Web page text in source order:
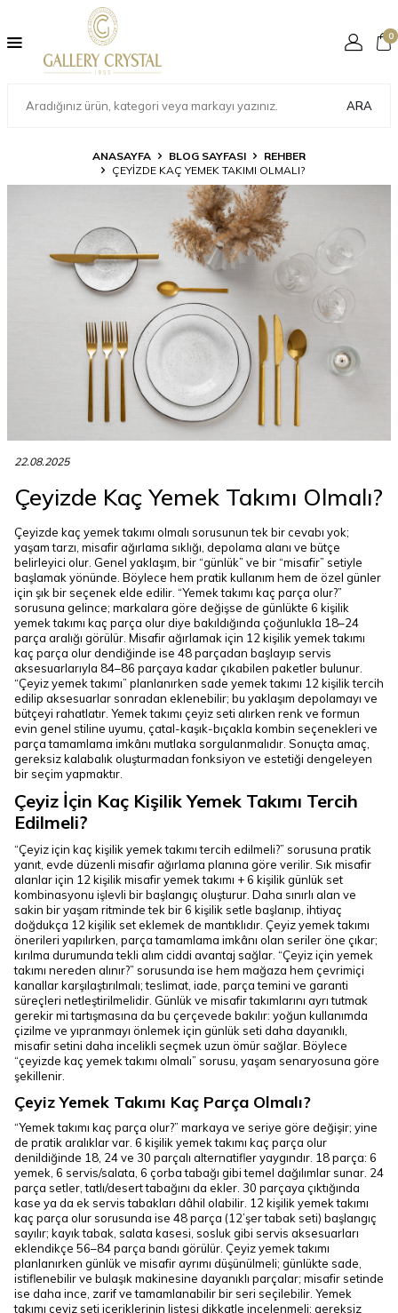
ARA
0
ANASAYFA BLOG SAYFASI
REHBER
ÇEYIZDE KAÇ YEMEK TAKIMI OLMALI?
22.08.2025
Çeyizde Kaç Yemek Takımı Olmalı?
Çeyizde kaç yemek takımı olmalı sorusunun tek bir cevabı yok;
yaşam tarzı, misafir ağırlama sıklığı, depolama alanı ve bütçe
belirleyici olur. Genel yaklaşım, bir “günlük” ve bir “misafir” setiyle
başlamak yönünde. Böylece hem pratik kullanım hem de özel günler
için şık bir seçenek elde edilir. “Yemek takımı kaç parça olur?”
sorusuna gelince; markalara göre değişse de günlükte 6 kişilik
yemek takımı kaç parça olur diye bakıldığında çoğunlukla 18–24
parça aralığı görülür. Misafir ağırlamak için 12 kişilik yemek takımı
kaç parça olur dendiğinde ise 48 parçadan başlayıp servis
aksesuarlarıyla 84–86 parçaya kadar çıkabilen paketler bulunur.
“Çeyiz yemek takımı” planlanırken sade yemek takımı 12 kişilik tercih
edilip aksesuarlar sonradan eklenebilir; bu yaklaşım depolamayı ve
bütçeyi rahatlatır. Yemek takımı çeyiz seti alırken renk ve formun
evin genel stiline uyumu, çatal-kaşık-bıçakla kombin seçenekleri ve
parça tamamlama imkânı mutlaka sorgulanmalıdır. Sonuçta amaç,
gereksiz kalabalık oluşturmadan fonksiyon ve estetiği dengeleyen
bir seçim yapmaktır.
Çeyiz İçin Kaç Kişilik Yemek Takımı Tercih
Edilmeli?
“Çeyiz için kaç kişilik yemek takımı tercih edilmeli?” sorusuna pratik
yanıt, evde düzenli misafir ağırlama planına göre verilir. Sık misafir
alanlar için 12 kişilik misafir yemek takımı + 6 kişilik günlük set
kombinasyonu işlevli bir başlangıç oluşturur. Daha sınırlı alan ve
sakin bir yaşam ritminde tek bir 6 kişilik setle başlanıp, ihtiyaç
doğdukça 12 kişilik set eklemek de mantıklıdır. Çeyiz yemek takımı
önerileri yapılırken, parça tamamlama imkânı olan seriler öne çıkar;
kırılma durumunda tekli alım ciddi avantaj sağlar. “Çeyiz için yemek
takımı nereden alınır?” sorusunda ise hem mağaza hem çevrimiçi
kanallar karşılaştırılmalı; teslimat, iade, parça temini ve garanti
süreçleri netleştirilmelidir. Günlük ve misafir takımlarını ayrı tutmak
gerekir mi tartışmasına da bu çerçevede bakılır: yoğun kullanımda
çizilme ve yıpranmayı önlemek için günlük seti daha dayanıklı,
misafir setini daha incelikli seçmek uzun ömür sağlar. Böylece
“çeyizde kaç yemek takımı olmalı” sorusu, yaşam senaryosuna göre
şekillenir.
Çeyiz Yemek Takımı Kaç Parça Olmalı?
“Yemek takımı kaç parça olur?” markaya ve seriye göre değişir; yine
de pratik aralıklar var. 6 kişilik yemek takımı kaç parça olur
denildiğinde 18, 24 ve 30 parçalı alternatifler yaygındır. 18 parça: 6
yemek, 6 servis/salata, 6 çorba tabağı gibi temel dağılımlar sunar. 24
parça setler, tatlı/desert tabağını da ekler. 30 parçaya çıktığında
kase ya da ek servis tabakları dâhil olabilir. 12 kişilik yemek takımı
kaç parça olur sorusunda ise 48 parça (12’şer tabak seti) başlangıç
sayılır; kayık tabak, salata kasesi, sosluk gibi servis aksesuarları
eklendikçe 56–84 parça bandı görülür. Çeyiz yemek takımı
planlanırken günlük ve misafir ayrımı düşünülmeli; günlükte sade,
istiflenebilir ve bulaşık makinesine dayanıklı parçalar; misafir setinde
ise daha ince, zarif ve tamamlanabilir bir seri seçilebilir. Yemek
takımı çeyiz seti içeriklerinin listesi dikkatle incelenmeli; gereksiz